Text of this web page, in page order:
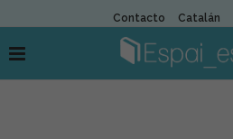
Contacto Catalán